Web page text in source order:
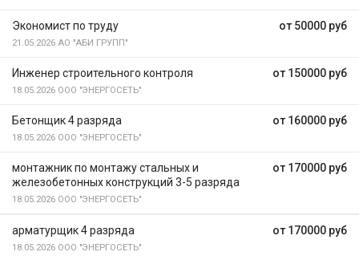
от 50000 руб
Экономист по труду
21.05.2026 АО "АБИ ГРУПП"
от 150000 руб
Инженер строительного контроля
18.05.2026 ООО "ЭНЕРГОСЕТЬ"
от 160000 руб
Бетонщик 4 разряда
18.05.2026 ООО "ЭНЕРГОСЕТЬ"
от 170000 руб
монтажник по монтажу стальных и
железобетонных конструкций 3-5 разряда
18.05.2026 ООО "ЭНЕРГОСЕТЬ"
от 170000 руб
арматурщик 4 разряда
18.05.2026 ООО "ЭНЕРГОСЕТЬ"